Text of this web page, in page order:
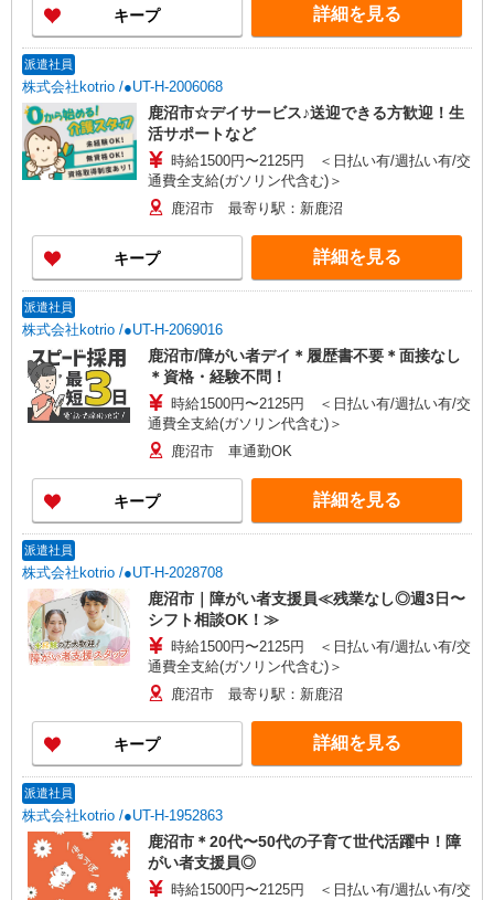
キープ 詳細を見る
派遣社員
株式会社kotrio /●UT-H-2006068
鹿沼市☆デイサービス♪送迎できる方歓迎！生
活サポートなど
時給1500円〜2125円 ＜日払い有/週払い有/交
通費全支給(ガソリン代含む)＞
鹿沼市 最寄り駅：新鹿沼
キープ 詳細を見る
派遣社員
株式会社kotrio /●UT-H-2069016
鹿沼市/障がい者デイ＊履歴書不要＊面接なし
＊資格・経験不問！
時給1500円〜2125円 ＜日払い有/週払い有/交
通費全支給(ガソリン代含む)＞
鹿沼市 車通勤OK
キープ 詳細を見る
派遣社員
株式会社kotrio /●UT-H-2028708
鹿沼市｜障がい者支援員≪残業なし◎週3日〜
シフト相談OK！≫
時給1500円〜2125円 ＜日払い有/週払い有/交
通費全支給(ガソリン代含む)＞
鹿沼市 最寄り駅：新鹿沼
キープ 詳細を見る
派遣社員
株式会社kotrio /●UT-H-1952863
鹿沼市＊20代〜50代の子育て世代活躍中！障
がい者支援員◎
時給1500円〜2125円 ＜日払い有/週払い有/交